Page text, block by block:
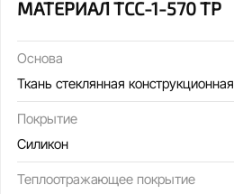
МАТЕРИАЛ ТСС-1-570 ТР
Основа
Ткань стеклянная конструкционная
Покрытие
Силикон
Теплоотражающее покрытие